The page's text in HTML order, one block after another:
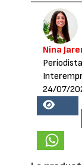
Nina
24/07/
19368